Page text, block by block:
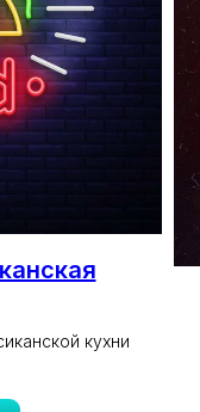
кухни